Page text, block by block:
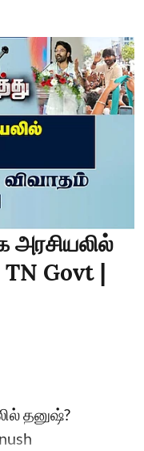
அரசியலில்
TN Govt |
தனுஷ்?